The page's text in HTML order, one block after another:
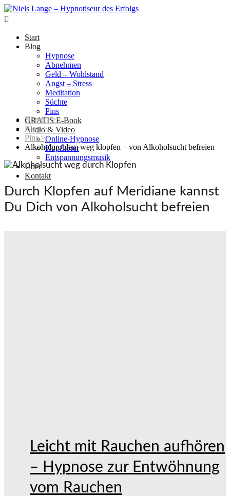

Start
Blog
Hypnose
Abnehmen
Geld – Wohlstand
Angst – Stress
Meditation
Süchte
Pins
GRATIS E-Book
Audio & Video
Online-Hypnose
Kopfhörer
Entspannungsmusik
Über
Kontakt
Home>>
Blog>>
Pins>>
Alkoholproblem weg klopfen – von Alkoholsucht befreien
Durch Klopfen auf Meridiane kannst
Du Dich von Alkoholsucht befreien
Leicht mit Rauchen aufhören
– Hypnose zur Entwöhnung
vom Rauchen